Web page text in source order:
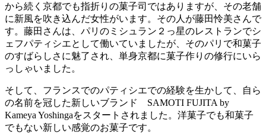
から続く京都でも指折りの菓子司ではありますが、その老舗
に新風を吹き込んだ女性がいます。その人が藤田怜美さんで
す。藤田さんは、パリのミシュラン２っ星のレストランでシ
ェフパティシエとして働いていましたが、そのパリで和菓子
のすばらしさに魅了され、単身京都に菓子作りの修行にいら
っしゃいました。
そして、フランスでのパティシエでの経験を生かして、自ら
の名前を冠した新しいブランド SAMOTI FUJITA by
Kameya Yoshingaをスタートされました。洋菓子でも和菓子
でもない新しい感覚のお菓子です。